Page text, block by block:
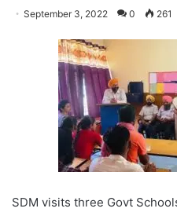
September 3, 2022 0 261
SDM visits three Govt